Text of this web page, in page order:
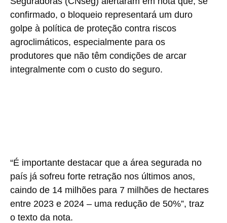
confirmado, o bloqueio representará um duro
golpe à política de proteção contra riscos
agroclimáticos, especialmente para os
produtores que não têm condições de arcar
integralmente com o custo do seguro.
“É importante destacar que a área segurada no
país já sofreu forte retração nos últimos anos,
caindo de 14 milhões para 7 milhões de hectares
entre 2023 e 2024 – uma redução de 50%”, traz
o texto da nota.